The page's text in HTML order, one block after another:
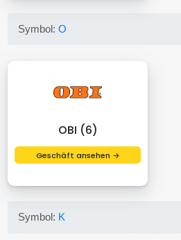
Symbol:O
OBI (6)
Geschäft ansehen →
Symbol: K